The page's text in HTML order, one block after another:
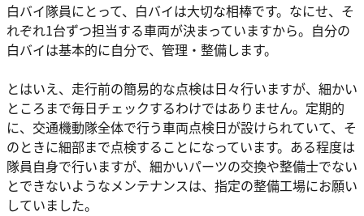
白バイ隊員にとって、白バイは大切な相棒です。なにせ、そ
れぞれ1台ずつ担当する車両が決まっていますから。自分の
白バイは基本的に自分で、管理・整備します。
とはいえ、走行前の簡易的な点検は日々行いますが、細かい
ところまで毎日チェックするわけではありません。定期的
に、交通機動隊全体で行う車両点検日が設けられていて、そ
のときに細部まで点検することになっています。ある程度は
隊員自身で行いますが、細かいパーツの交換や整備士でない
とできないようなメンテナンスは、指定の整備工場にお願い
していました。